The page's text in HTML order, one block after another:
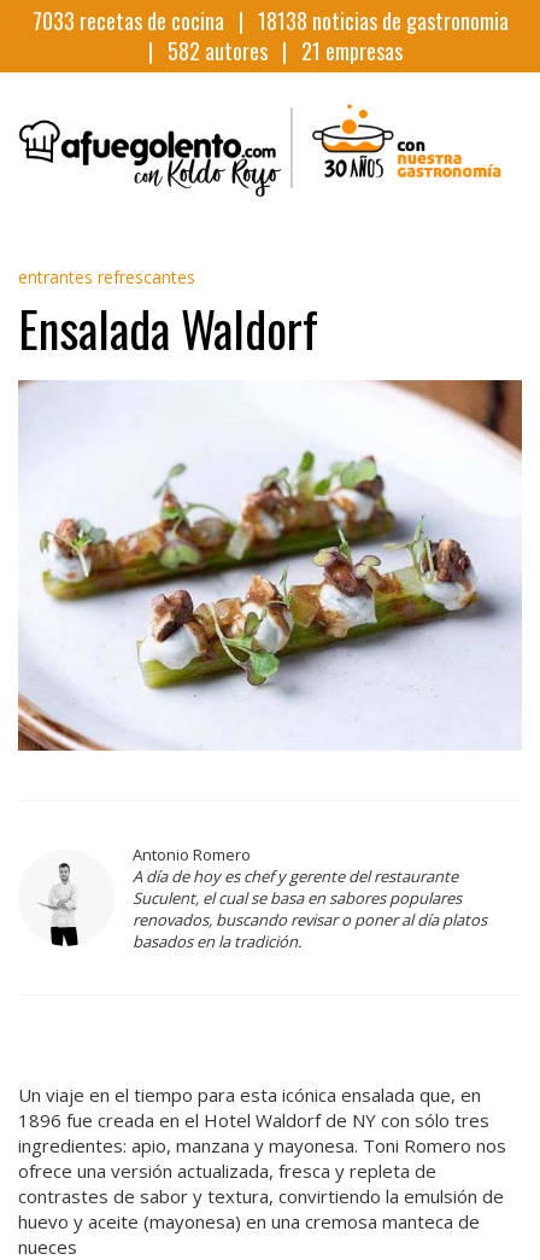
7033 recetas de cocina | 18138 noticias de gastronomia
| 582 autores | 21 empresas
entrantes refrescantes
Ensalada Waldorf
Antonio Romero
A día de hoy es chef y gerente del restaurante
Suculent, el cual se basa en sabores populares
renovados, buscando revisar o poner al día platos
basados en la tradición.
Un viaje en el tiempo para esta icónica ensalada que, en
1896 fue creada en el Hotel Waldorf de NY con sólo tres
ingredientes: apio, manzana y mayonesa. Toni Romero nos
ofrece una versión actualizada, fresca y repleta de
contrastes de sabor y textura, convirtiendo la emulsión de
huevo y aceite (mayonesa) en una cremosa manteca de
nueces